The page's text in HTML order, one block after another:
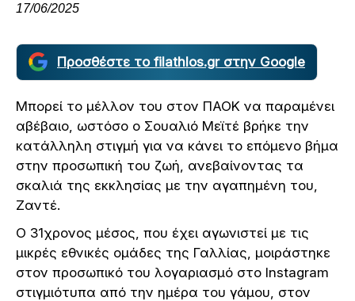
17/06/2025
Προσθέστε το filathlos.gr στην Google
Μπορεί το μέλλον του στον ΠΑΟΚ να παραμένει
αβέβαιο, ωστόσο ο Σουαλιό Μεϊτέ βρήκε την
κατάλληλη στιγμή για να κάνει το επόμενο βήμα
στην προσωπική του ζωή, ανεβαίνοντας τα
σκαλιά της εκκλησίας με την αγαπημένη του,
Ζαντέ.
Ο 31χρονος μέσος, που έχει αγωνιστεί με τις
μικρές εθνικές ομάδες της Γαλλίας, μοιράστηκε
στον προσωπικό του λογαριασμό στο Instagram
στιγμιότυπα από την ημέρα του γάμου, στον